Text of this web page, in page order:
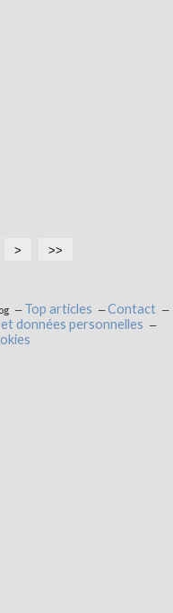
> >>
Top articles
Contact
données personnelles